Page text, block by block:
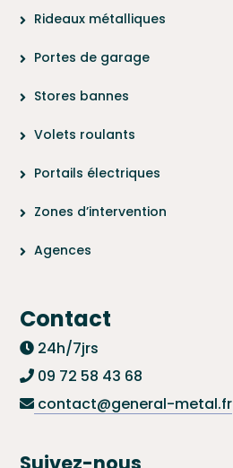
Rideaux métalliques
Portes de garage
Stores bannes
Volets roulants
Portails électriques
Zones d’intervention
Agences
Contact
24h/7jrs
09 72 58 43 68
contact@general-metal.fr